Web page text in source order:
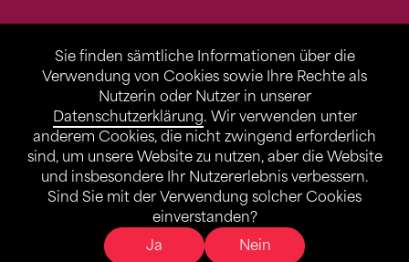
Sie finden sämtliche Informationen über die
Verwendung von Cookies sowie Ihre Rechte als
Nutzerin oder Nutzer in unserer
Datenschutzerklärung. Wir verwenden unter
anderem Cookies, die nicht zwingend erforderlich
sind, um unsere Website zu nutzen, aber die Website
und insbesondere Ihr Nutzererlebnis verbessern.
Sind Sie mit der Verwendung solcher Cookies
einverstanden?
Ja
Nein